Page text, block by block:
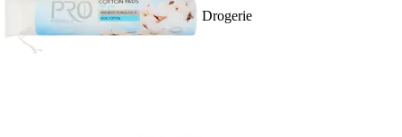
Drogerie